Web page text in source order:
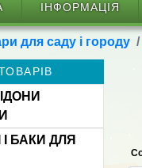
ІНФОРМАЦІЯ
для саду і городу
БАКИ ДЛЯ